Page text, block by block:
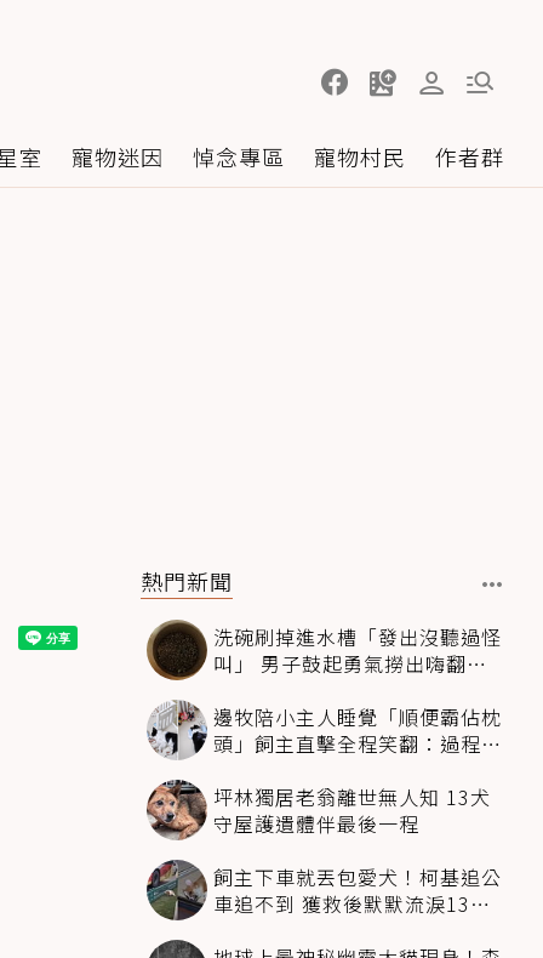
室 寵物迷因 悼念專區 寵物村民 作者群
熱門新聞
洗碗刷掉進水槽「發出沒聽過怪
叫」 男子鼓起勇氣撈出嗨翻：
邊牧陪小主人睡覺「順便霸佔枕
頭」飼主直擊全程笑翻：過程絲
坪林獨居老翁離世無人知 13犬
守屋護遺體伴最後一程
飼主下車就丟包愛犬！柯基追公
車追不到 獲救後默默流淚13萬